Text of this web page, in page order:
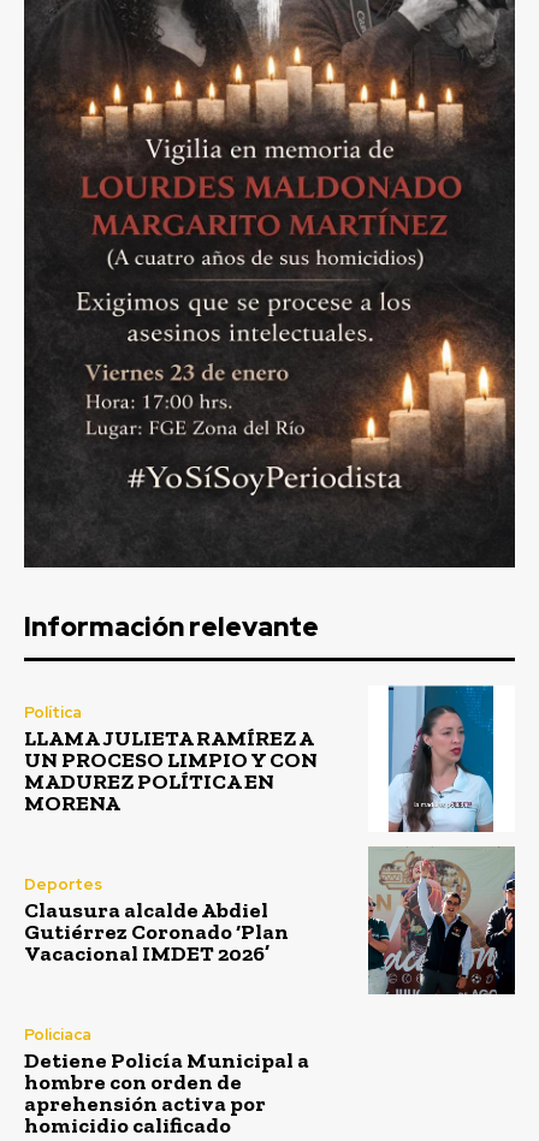
Información relevante
Política
LLAMA JULIETA RAMÍREZ A
UN PROCESO LIMPIO Y CON
MADUREZ POLÍTICA EN
MORENA
Deportes
Clausura alcalde Abdiel
Gutiérrez Coronado ‘Plan
Vacacional IMDET 2026’
Policiaca
Detiene Policía Municipal a
hombre con orden de
aprehensión activa por
homicidio calificado